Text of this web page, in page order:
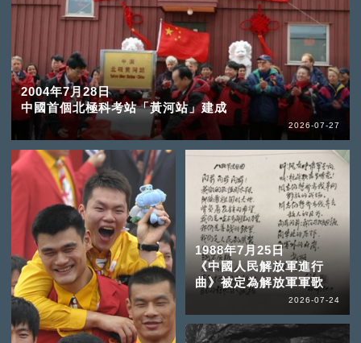
2004年7月28日
中國首個北極科考站「黃河站」建成
2026-07-27
1988年7月25日
《中國人民解放軍進行
曲》被定為解放軍軍歌
2026-07-24